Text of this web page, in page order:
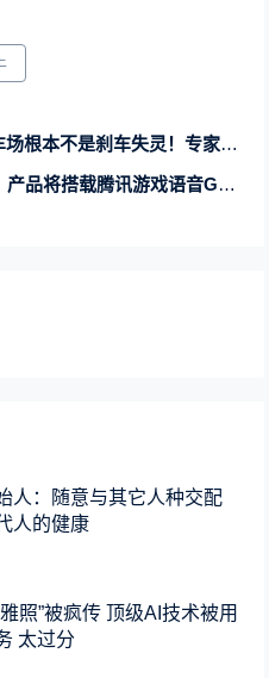
车失灵！专家：快开电动车驾驶课程吧
搭载腾讯游戏语音GVoice技术
人：随意与其它人种交配
人的健康
照”被疯传 顶级AI技术被用
太过分